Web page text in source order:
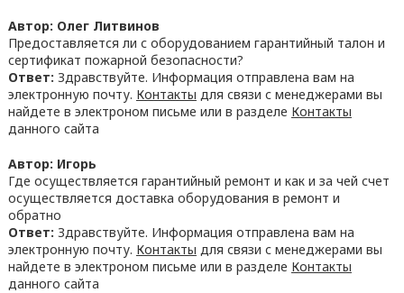
Автор: Олег Литвинов
Предоставляется ли с оборудованием гарантийный талон и
сертификат пожарной безопасности?
Ответ: Здравствуйте. Информация отправлена вам на
электронную почту. Контакты для связи с менеджерами вы
найдете в электроном письме или в разделе Контакты
данного сайта
Автор: Игорь
Где осуществляется гарантийный ремонт и как и за чей счет
осуществляется доставка оборудования в ремонт и
обратно
Ответ: Здравствуйте. Информация отправлена вам на
электронную почту. Контакты для связи с менеджерами вы
найдете в электроном письме или в разделе Контакты
данного сайта